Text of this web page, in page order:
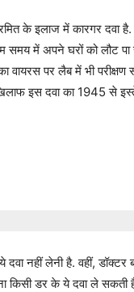
के इलाज में कारगर दवा
समय में अपने घरों को लौट पा
वायरस पर लैब में भी
इस दवा का 1945 से
नहीं लेनी है. वहीं, डॉक्‍टर
किसी डर के ये दवा ले सकती